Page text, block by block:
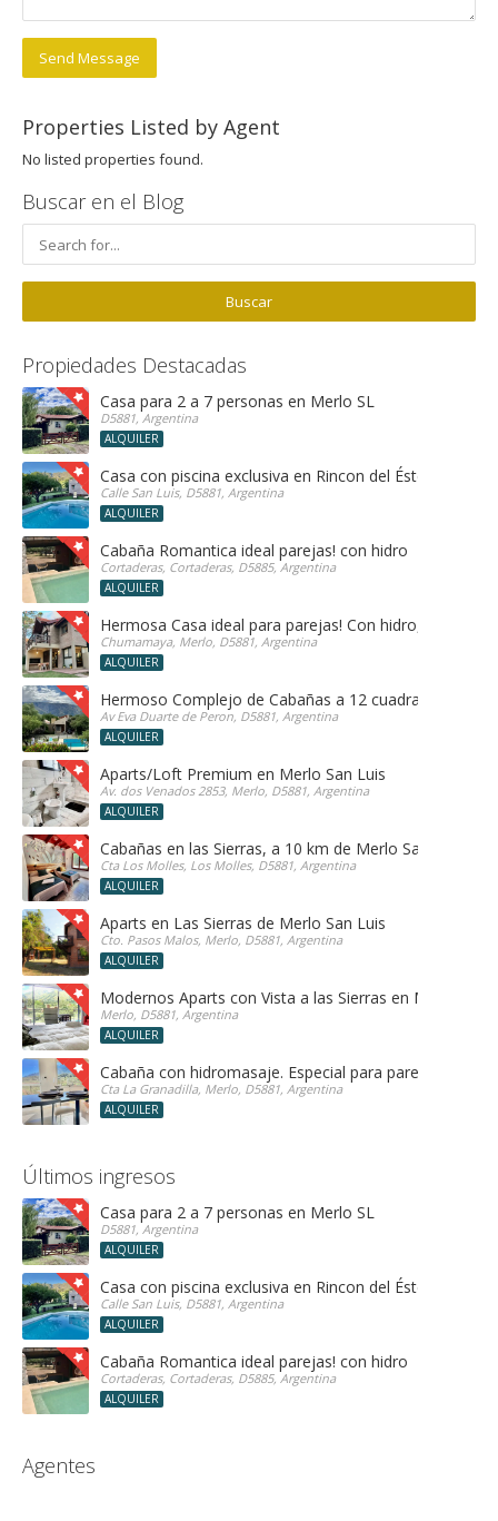
Send Message
Properties Listed by Agent
No listed properties found.
Buscar en el Blog
Propiedades Destacadas
Casa para 2 a 7 personas en Merlo SL
D5881, Argentina
ALQUILER
Casa con piscina exclusiva en Rincon del Éste
Calle San Luis, D5881, Argentina
ALQUILER
Cabaña Romantica ideal parejas! con hidro
Cortaderas, Cortaderas, D5885, Argentina
ALQUILER
Hermosa Casa ideal para parejas! Con hidro, sauna y
Chumamaya, Merlo, D5881, Argentina
ALQUILER
Hermoso Complejo de Cabañas a 12 cuadras del
Av Eva Duarte de Peron, D5881, Argentina
ALQUILER
Aparts/Loft Premium en Merlo San Luis
Av. dos Venados 2853, Merlo, D5881, Argentina
ALQUILER
Cabañas en las Sierras, a 10 km de Merlo San Luis,
Cta Los Molles, Los Molles, D5881, Argentina
ALQUILER
Aparts en Las Sierras de Merlo San Luis
Cto. Pasos Malos, Merlo, D5881, Argentina
ALQUILER
Modernos Aparts con Vista a las Sierras en Merlo San
Merlo, D5881, Argentina
ALQUILER
Cabaña con hidromasaje. Especial para parejas!
Cta La Granadilla, Merlo, D5881, Argentina
ALQUILER
Últimos ingresos
Casa para 2 a 7 personas en Merlo SL
D5881, Argentina
ALQUILER
Casa con piscina exclusiva en Rincon del Éste
Calle San Luis, D5881, Argentina
ALQUILER
Cabaña Romantica ideal parejas! con hidro
Cortaderas, Cortaderas, D5885, Argentina
ALQUILER
Agentes